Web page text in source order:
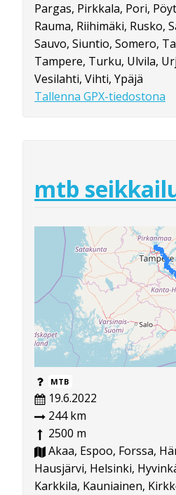
Pargas, Pirkkala, Pori,
Rauma, Riihimäki, Rusko,
Sauvo, Siuntio, Somero,
Tampere, Turku, Ulvila,
Vesilahti, Vihti, Ypäjä
Tallenna GPX-tiedostona
mtb
MTB
19.6.2022
244 km
2500 m
Akaa, Espoo, Forssa,
Hausjärvi, Helsinki,
Karkkila, Kauniainen,